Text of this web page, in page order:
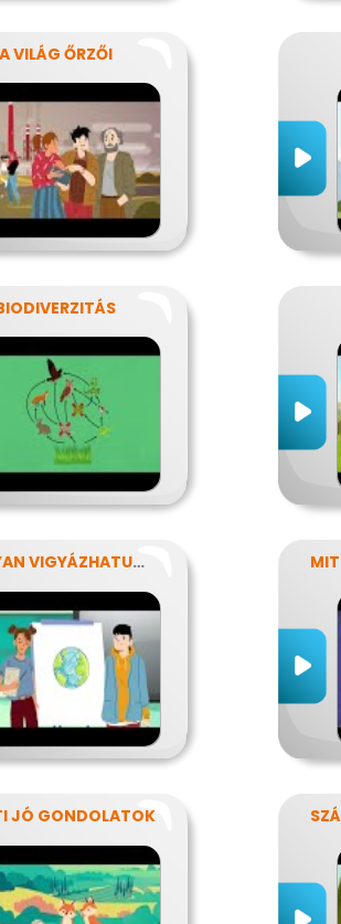
VILÁG ŐRZŐI
HOGYAN VIGYÁZHATUNK A FÖLDRE?
JÓ GONDOLATOK